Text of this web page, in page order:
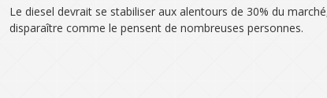
Le diesel devrait se stabiliser aux alentours de 30% du
disparaître comme le pensent de nombreuses personnes.